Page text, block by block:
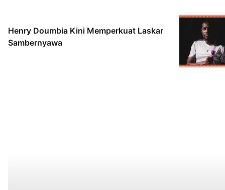
Henry Doumbia Kini Memperkuat Laskar
Sambernyawa